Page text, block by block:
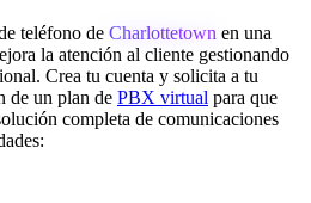
teléfono de Charlottetown en una
la atención al cliente gestionando
Crea tu cuenta y solicita a tu
de un plan de PBX virtual para que
completa de comunicaciones